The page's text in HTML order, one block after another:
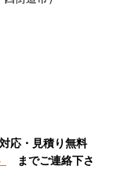
応・見積り無料
までご連絡下さ